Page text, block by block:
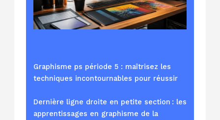
Graphisme ps période 5 : maîtrisez les
techniques incontournables pour réussir
Dernière ligne droite en petite section : les
apprentissages en graphisme de la